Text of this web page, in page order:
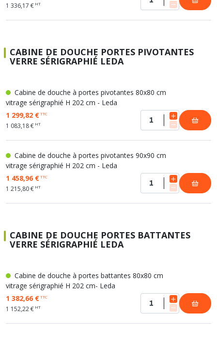
1 336,17 € HT
CABINE DE DOUCHE PORTES PIVOTANTES
VERRE SÉRIGRAPHIÉ LEDA
Cabine de douche à portes pivotantes 80x80 cm
vitrage sérigraphié H 202 cm - Leda
1 299,82 €TTC
1 083,18 € HT
Cabine de douche à portes pivotantes 90x90 cm
vitrage sérigraphié H 202 cm - Leda
1 458,96 €TTC
1 215,80 € HT
CABINE DE DOUCHE PORTES BATTANTES
VERRE SÉRIGRAPHIÉ LEDA
Cabine de douche à portes battantes 80x80 cm
vitrage sérigraphié H 202 cm- Leda
1 382,66 €TTC
1 152,22 € HT